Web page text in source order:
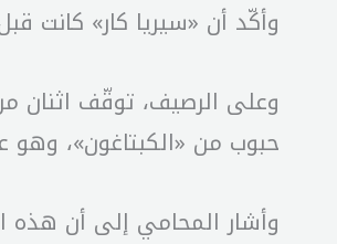
وأكّد أن «سيريا كار» كانت
وعلى الرصيف، توقّف اثنان
حبوب من «الكبتاغون»،
وأشار المحامي إلى أن هذه